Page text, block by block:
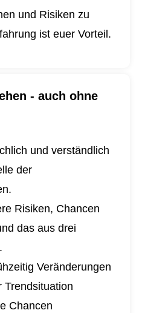
und Risiken zu
ist euer Vorteil.
- auch ohne
und verständlich
der
Risiken, Chancen
das aus drei
Veränderungen
Trendsituation
Chancen